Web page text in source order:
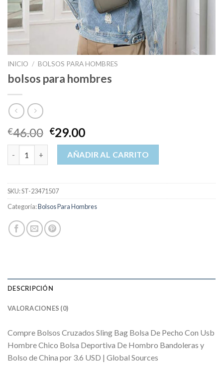
INICIO / BOLSOS PARA HOMBRES
bolsos para hombres
€46.00 €29.00
bolsos para hombres cantidadAÑADIR AL CARRITO
SKU:ST-23471507
Categoría:Bolsos Para Hombres
DESCRIPCIÓN
VALORACIONES (0)
Compre Bolsos Cruzados Sling Bag Bolsa De Pecho Con Usb
Hombre Chico Bolsa Deportiva De Hombro Bandoleras y
Bolso de China por 3.6 USD | Global Sources